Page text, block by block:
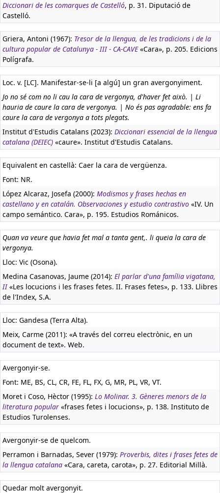
Diccionari de les comarques de Castelló, p. 31. Diputació de
Castelló.
Griera, Antoni (1967): Tresor de la llengua, de les tradicions i de la
cultura popular de Catalunya - III - CA-CAVE«Cara», p. 205. Edicions
Polígrafa.
Loc. v. [LC]. Manifestar-se-li [a algú] un gran avergonyiment.
Jo no sé com no li cau la cara de vergonya, d'haver fet això. | Li
hauria de caure la cara de vergonya. | No és pas agradable: ens fa
caure la cara de vergonya a tots plegats.
Institut d'Estudis Catalans (2023): Diccionari essencial de la llengua
catalana (DEIEC) «caure». Institut d'Estudis Catalans.
Equivalent en castellà: Caer la cara de vergüenza.
Font: NR.
López Alcaraz, Josefa (2000): Modismos y frases hechas en
castellano y en catalán. Observaciones y estudio contrastivo «IV. Un
campo semántico. Cara», p. 195. Estudios Románicos.
Quan va veure que havia fet mal a tanta gent,. li queia la cara de
vergonya.
Lloc: Vic (Osona).
Medina Casanovas, Jaume (2014): El parlar d'una família vigatana,
II«Les locucions i les frases fetes. II. Frases fetes», p. 133. Llibres
de l'Index, S.A.
Lloc: Gandesa (Terra Alta).
Meix, Carme (2011): «A través del correu electrònic, en un
document de text». Web.
Avergonyir-se.
Font: ME, BS, CL, CR, FE, FL, FX, G, MR, PL, VR, VT.
Moret i Coso, Hèctor (1995): Lo Molinar. 3. Gèneres menors de la
literatura popular «frases fetes i locucions», p. 138. Instituto de
Estudios Turolenses.
Avergonyir-se de quelcom.
Perramon i Barnadas, Sever (1979): Proverbis, dites i frases fetes de
la llengua catalana «Cara, careta, carota», p. 27. Editorial Millà.
Quedar molt avergonyit.